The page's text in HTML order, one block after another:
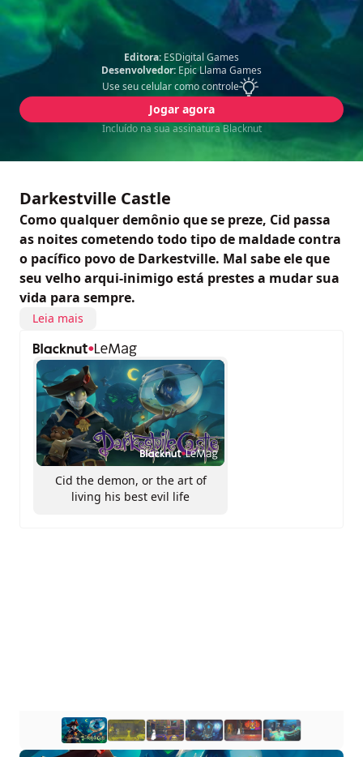
Editora: ESDigital Games
Desenvolvedor: Epic Llama Games
Use seu celular como controle
Jogar agora
Incluído na sua assinatura Blacknut
Darkestville Castle
Como qualquer demônio que se preze, Cid passa
as noites cometendo todo tipo de maldade contra
o pacífico povo de Darkestville. Mal sabe ele que
seu velho arqui-inimigo está prestes a mudar sua
vida para sempre.
Leia mais
Cid the demon, or the art of
living his best evil life